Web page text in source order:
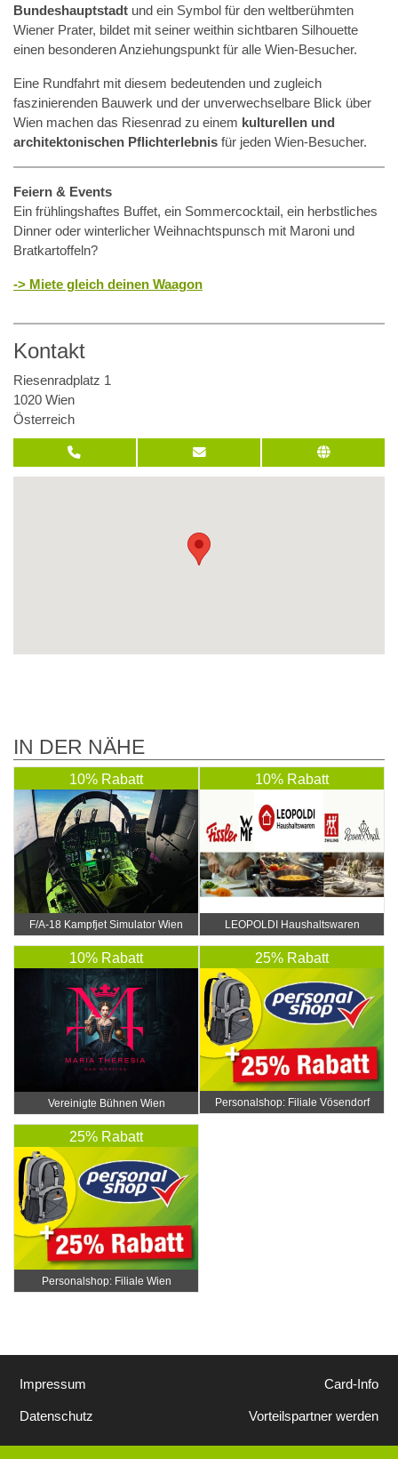
Bundeshauptstadt und ein Symbol für den weltberühmten
Wiener Prater, bildet mit seiner weithin sichtbaren Silhouette
einen besonderen Anziehungspunkt für alle Wien-Besucher.
Eine Rundfahrt mit diesem bedeutenden und zugleich
faszinierenden Bauwerk und der unverwechselbare Blick über
Wien machen das Riesenrad zu einem kulturellen und
architektonischen Pflichterlebnis für jeden Wien-Besucher.
Feiern & Events
Ein frühlingshaftes Buffet, ein Sommercocktail, ein herbstliches
Dinner oder winterlicher Weihnachtspunsch mit Maroni und
Bratkartoffeln?
-> Miete gleich deinen Waagon
Kontakt
Riesenradplatz 1
1020 Wien
Österreich
IN DER NÄHE
10% Rabatt
F/A-18 Kampfjet Simulator Wien
10% Rabatt
LEOPOLDI Haushaltswaren
10% Rabatt
Vereinigte Bühnen Wien
25% Rabatt
Personalshop: Filiale Vösendorf
25% Rabatt
Personalshop: Filiale Wien
Impressum
Datenschutz
Card-Info
Vorteilspartner werden